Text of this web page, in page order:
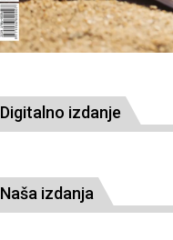
Digitalno izdanje
Naša izdanja